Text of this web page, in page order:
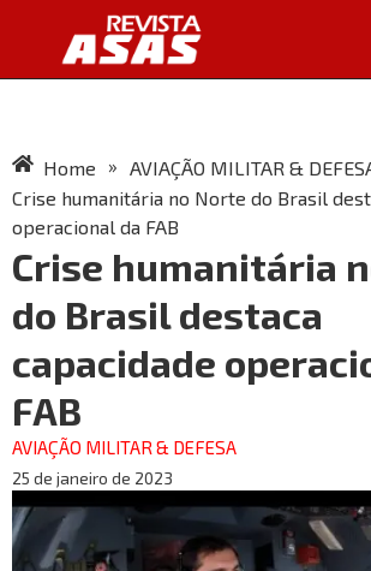
Home » AVIAÇÃO MILITAR &
Crise humanitária no Norte do Brasil
operacional da FAB
Crise humanitária
do Brasil destaca
capacidade
FAB
AVIAÇÃO MILITAR & DEFESA
25 de janeiro de 2023